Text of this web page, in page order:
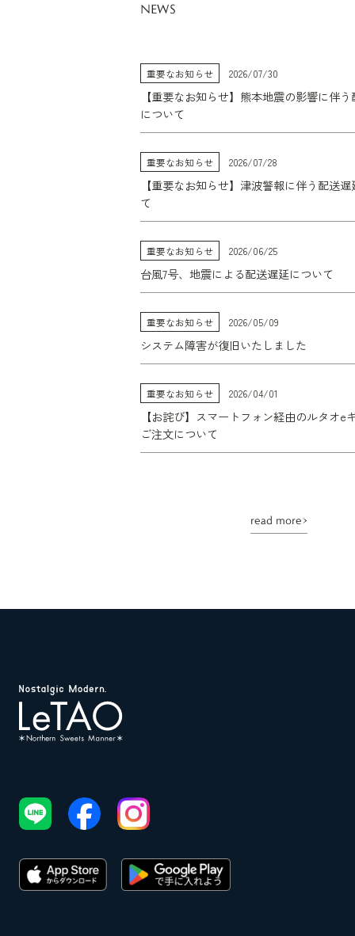
NEWS
重要なお知らせ 2026/07/30
【重要なお知らせ】熊本地震の影響に伴
について
重要なお知らせ 2026/07/28
【重要なお知らせ】津波警報に伴う配送
て
重要なお知らせ 2026/06/25
台風7号、地震による配送遅延について
重要なお知らせ 2026/05/09
システム障害が復旧いたしました
重要なお知らせ 2026/04/01
【お詫び】スマートフォン経由のルタオe
ご注文について
read more